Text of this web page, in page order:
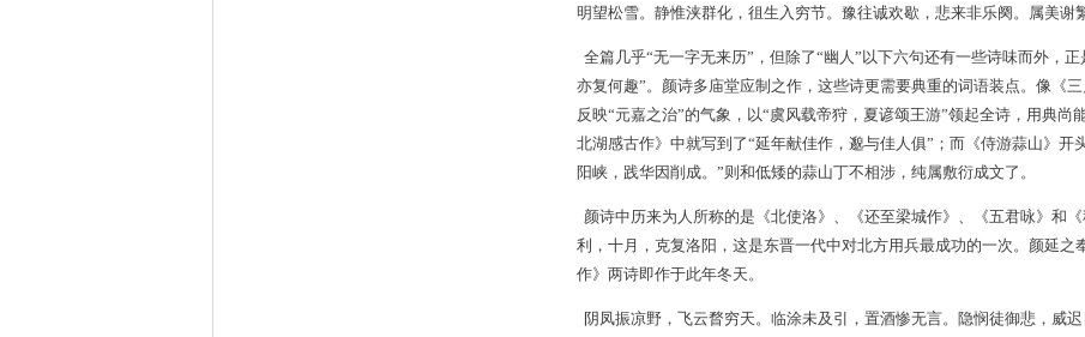
明望松雪。静惟浃群化，徂生入穷节。豫往诚欢歇，悲来非乐阕。属美谢
全篇几乎“无一字无来历”，但除了“幽人”以下六句还有一些诗味而外，
亦复何趣”。颜诗多庙堂应制之作，这些诗更需要典重的词语装点。像《
反映“元嘉之治”的气象，以“虞风载帝狩，夏谚颂王游”领起全诗，用典
北湖感古作》中就写到了“延年献佳作，邈与佳人俱”；而《侍游蒜山》开
阳峡，践华因削成。”则和低矮的蒜山丁不相涉，纯属敷衍成文了。
颜诗中历来为人所称的是《北使洛》、《还至梁城作》、《五君咏》和
利，十月，克复洛阳，这是东晋一代中对北方用兵最成功的一次。颜延
作》两诗即作于此年冬天。
阴凤振凉野，飞云瞀穷天。临涂未及引，置酒惨无言。隐悯徒御悲，威